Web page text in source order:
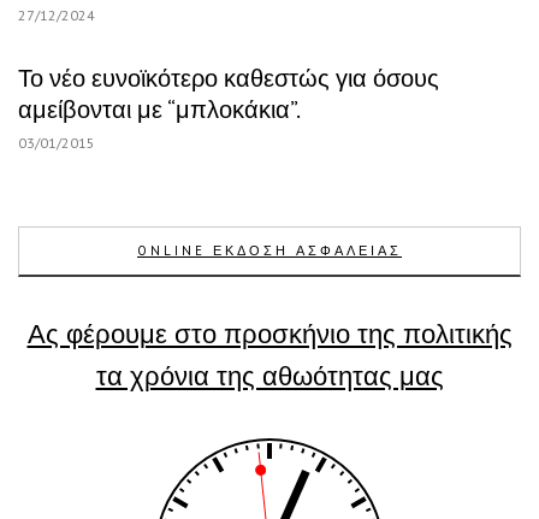
27/12/2024
Το νέο ευνοϊκότερο καθεστώς για όσους
αμείβονται με “μπλοκάκια”.
03/01/2015
ONLINE ΕΚΔΟΣΗ ΑΣΦΑΛΕΙΑΣ
Ας φέρουμε στο προσκήνιο της πολιτικής
τα χρόνια της αθωότητας μας